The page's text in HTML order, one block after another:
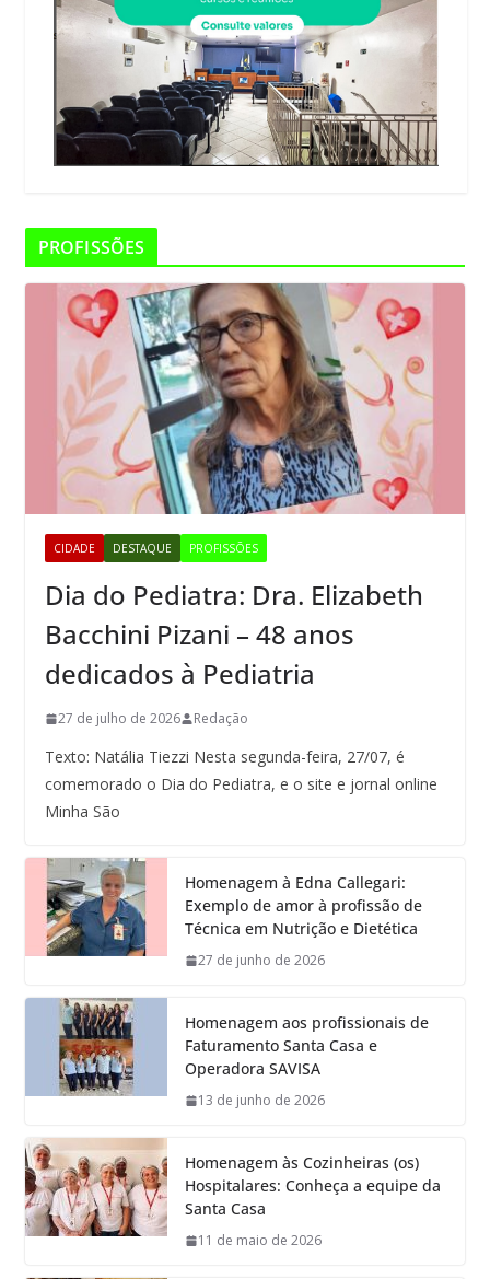
PROFISSÕES
CIDADE DESTAQUE PROFISSÕES
Dia do Pediatra: Dra. Elizabeth
Bacchini Pizani – 48 anos
dedicados à Pediatria
27 de julho de 2026 Redação
Texto: Natália Tiezzi Nesta segunda-feira, 27/07, é
comemorado o Dia do Pediatra, e o site e jornal online
Minha São
Homenagem à Edna Callegari:
Exemplo de amor à profissão de
Técnica em Nutrição e Dietética
27 de junho de 2026
Homenagem aos profissionais de
Faturamento Santa Casa e
Operadora SAVISA
13 de junho de 2026
Homenagem às Cozinheiras (os)
Hospitalares: Conheça a equipe da
Santa Casa
11 de maio de 2026